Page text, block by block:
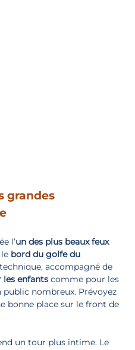
grandes
l’un des plus beaux feux
bord du golfe du
accompagné de
les enfants comme pour les
nombreux. Prévoyez
bonne place sur le front de
un tour plus intime. Le